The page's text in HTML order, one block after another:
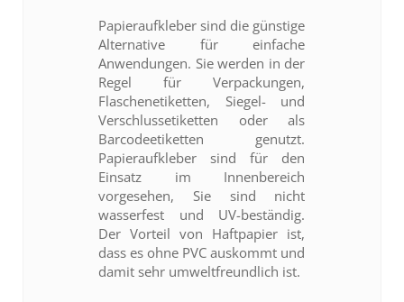
Papieraufkleber sind die günstige
Alternative für einfache
Anwendungen. Sie werden in der
Regel für Verpackungen,
Flaschenetiketten, Siegel- und
Verschlussetiketten oder als
Barcodeetiketten genutzt.
Papieraufkleber sind für den
Einsatz im Innenbereich
vorgesehen, Sie sind nicht
wasserfest und UV-beständig.
Der Vorteil von Haftpapier ist,
dass es ohne PVC auskommt und
damit sehr umweltfreundlich ist.